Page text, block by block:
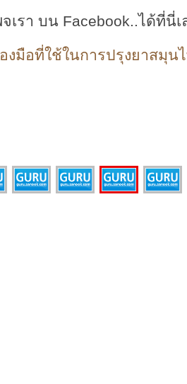
เรา บน Facebook..ได้ที่นี่เ
องมือที่ใช้ในการปรุงยาสมุน